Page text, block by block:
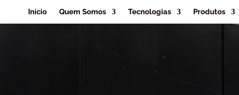
Início Quem Somos Tecnologias Produtos